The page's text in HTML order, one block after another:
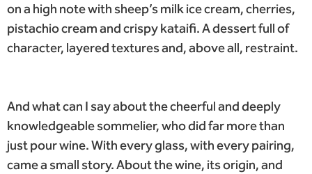
on a high note with sheep’s milk ice cream, cherries,
pistachio cream and crispy kataifi. A dessert full of
character, layered textures and, above all, restraint.
And what can I say about the cheerful and deeply
knowledgeable sommelier, who did far more than
just pour wine. With every glass, with every pairing,
came a small story. About the wine, its origin, and